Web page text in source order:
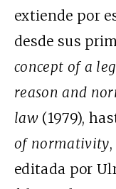
extiende por
desde sus
concept of a
reason and
law (1979),
of normativity
editada por